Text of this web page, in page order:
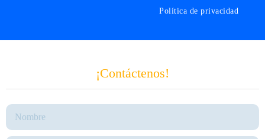
Política de privacidad
¡Contáctenos!